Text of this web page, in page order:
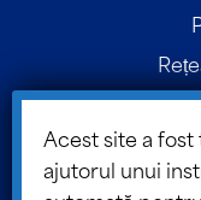
Acest site a
ajutorul unui